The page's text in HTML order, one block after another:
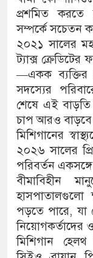
প্রশমিত করতে
সম্পর্কে সচেতন
২০২১ সালের
ট্যাক্স
—একক ব্যক্তির
সদস্যের
শেষে এই বাড়তি
চাপ আরও
মিশিগানের
২০২৬ সালের
পরিবর্তন
বীমাবিহীন
হাসপাতালগুলো
পড়তে পারে, যা
নিয়োগকর্তাদের
মিশিগান হেলথ